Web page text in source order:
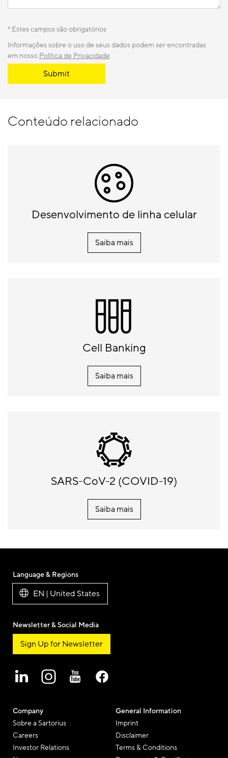
* Estes campos são obrigatórios
Informações sobre o uso de seus dados podem ser encontradas
em nosso Política de Privacidade
Submit
Conteúdo relacionado
Desenvolvimento de linha celular
Saiba mais
Cell Banking
Saiba mais
SARS-CoV-2 (COVID-19)
Saiba mais
Company
Sobre a Sartorius
Careers
Investor Relations
General Information
Imprint
Disclaimer
Terms & Conditions
Language & Regions
EN | United States
Newsletter & Social Media
Sign Up for Newsletter